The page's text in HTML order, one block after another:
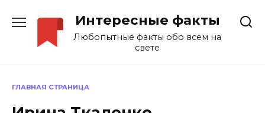
содержанию
Интересные факты
Любопытные факты обо всем на
свете
ГЛАВНАЯ СТРАНИЦА